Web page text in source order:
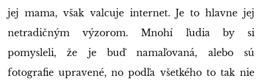
jej mama, však valcuje internet. Je to hlavne jej
netradičným výzorom. Mnohí ľudia by si
pomysleli, že je buď namaľovaná, alebo sú
fotografie upravené, no podľa všetkého to tak nie